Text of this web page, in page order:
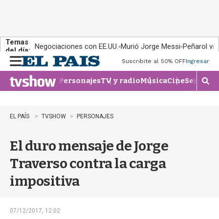
Temas
del día: Negociaciones con EE.UU. Murió Jorge Messi Peñarol
n
u
Suscribite al 50% OFFIngresar
PersonajesTV y radioMúsicaCineSeries
M
o
EL PAÍS TVSHOW PERSONAJES
El duro mensaje de Jorge
Traverso contra la carga
impositiva
07/12/2017, 12:02